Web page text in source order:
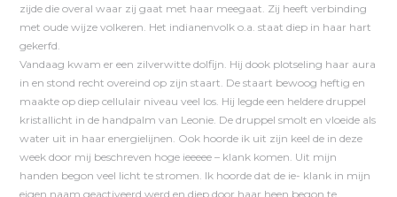
zijde die overal waar zij gaat met haar meegaat. Zij heeft verbinding
met oude wijze volkeren. Het indianenvolk o.a. staat diep in haar hart
gekerfd.
Vandaag kwam er een zilverwitte dolfijn. Hij dook plotseling haar aura
in en stond recht overeind op zijn staart. De staart bewoog heftig en
maakte op diep cellulair niveau veel los. Hij legde een heldere druppel
kristallicht in de handpalm van Leonie. De druppel smolt en vloeide als
water uit in haar energielijnen. Ook hoorde ik uit zijn keel de in deze
week door mij beschreven hoge ieeeee – klank komen. Uit mijn
handen begon veel licht te stromen. Ik hoorde dat de ie- klank in mijn
eigen naam geactiveerd werd en diep door haar heen begon te